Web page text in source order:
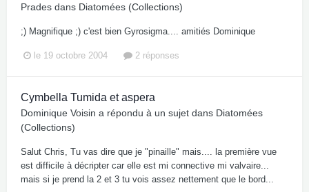
Prades dans Diatomées (Collections)
;) Magnifique ;) c'est bien Gyrosigma.... amitiés Dominique
le 19 octobre 2004 2 réponses
Cymbella Tumida et aspera
Dominique Voisin a répondu à un sujet dans Diatomées
(Collections)
Salut Chris, Tu vas dire que je "pinaille" mais.... la première vue
est difficile à décripter car elle est mi connective mi valvaire...
mais si je prend la 2 et 3 tu vois assez nettement que le bord...